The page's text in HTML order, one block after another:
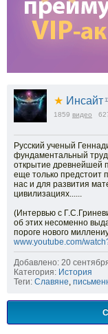
★ Инсайт
1859 видео
Русский ученый
фундаментальный
открытие древнейшей
еще только предстоит
нас и для развития
цивилизациях......
(Интервью с
об этих несоменно
пороге нового
www.youtube.com/
Добавлено: 20
Категория: История
Теги: Славяне